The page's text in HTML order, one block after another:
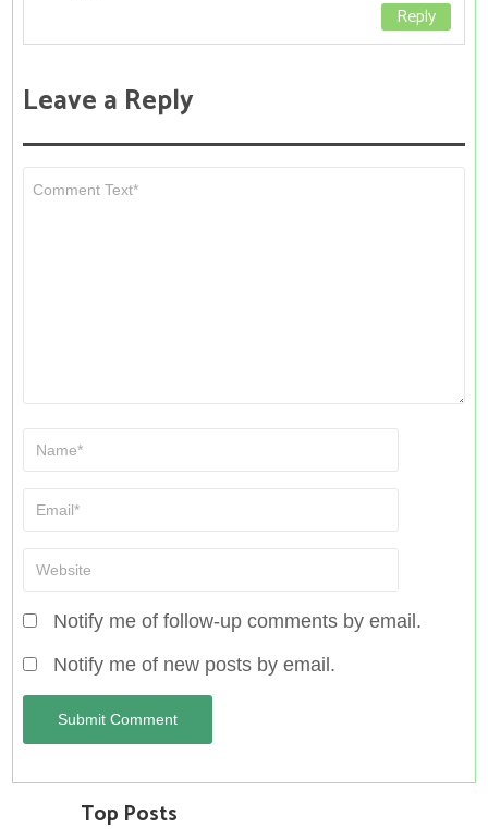
Reply
Leave a Reply
Notify me of follow-up comments by email.
Notify me of new posts by email.
Top Posts